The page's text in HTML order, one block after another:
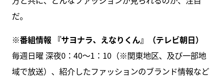
だ。
※番組情報 『サヨナラ、えなりくん』（テレビ朝日）
毎週日曜 深夜0：40～1：10（※関東地区、及び一部地
域で放送）、紹介したファッションのブランド情報など